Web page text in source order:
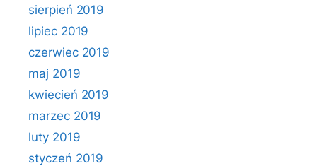
sierpień 2019
lipiec 2019
czerwiec 2019
maj 2019
kwiecień 2019
marzec 2019
luty 2019
styczeń 2019